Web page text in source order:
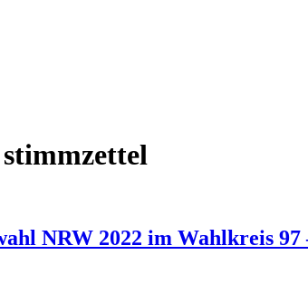
stimmzettel
NRW 2022 im Wahlkreis